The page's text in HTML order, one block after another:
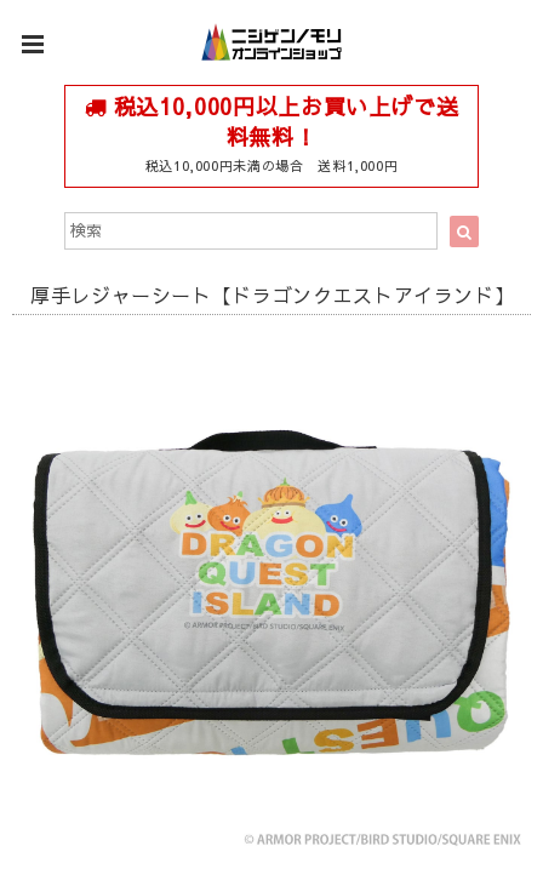
税込10,000円以上お買い上げで送
料無料！
税込10,000円未満の場合 送料1,000円
厚手レジャーシート【ドラゴンクエストアイランド】